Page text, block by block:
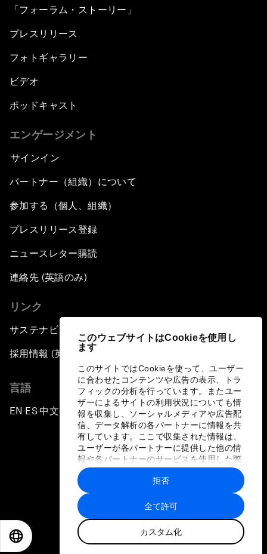
このウェブサイトはCookieを使用し
ます
このサイトではCookieを使って、ユーザー
に合わせたコンテンツや広告の表示、トラ
フィックの分析を行っています。またユー
ザーによるサイトの利用状況についても情
報を収集し、ソーシャルメディアや広告配
信、データ解析の各パートナーに情報を共
有しています。ここで収集された情報は、
ユーザーが各パートナーに提供した他の情
報や各パートナーのサービスを使用した際
に収集された情報と組み合わされ、各パー
トナーによって使用されることがありま
す。
全て許可
カスタム化
拒否
「フォーラム・ストーリー」
プレスリリース
フォトギャラリー
ビデオ
ポッドキャスト
エンゲージメント
サインイン
パートナー（組織）について
参加する（個人、組織）
プレスリリース登録
ニュースレター購読
連絡先 (英語のみ)
リンク
サステナビリティへの取り組み
採用情報 (英語のみ)
言語
EN ▪ES▪中文▪ 日本語
プライバシーポリシーと利用規約
サイトマップ
©
世界経済フォーラム